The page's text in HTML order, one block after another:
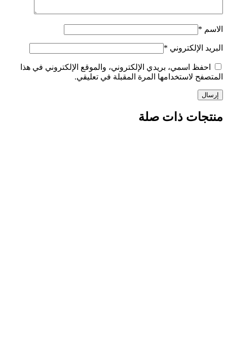
الاسم *
البريد الإلكتروني *
احفظ اسمي، بريدي الإلكتروني، والموقع الإلكتروني في هذا
المتصفح لاستخدامها المرة المقبلة في تعليقي.
منتجات ذات صلة